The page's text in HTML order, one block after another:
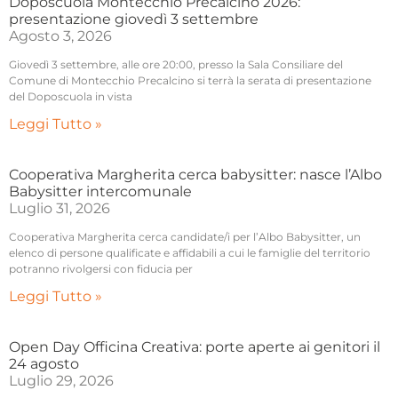
presentazione giovedì 3 settembre
Agosto 3, 2026
Giovedì 3 settembre, alle ore 20:00, presso la Sala Consiliare del
Comune di Montecchio Precalcino si terrà la serata di presentazione
del Doposcuola in vista
Leggi Tutto »
Cooperativa Margherita cerca babysitter: nasce l’Albo
Babysitter intercomunale
Luglio 31, 2026
Cooperativa Margherita cerca candidate/i per l’Albo Babysitter, un
elenco di persone qualificate e affidabili a cui le famiglie del territorio
potranno rivolgersi con fiducia per
Leggi Tutto »
Open Day Officina Creativa: porte aperte ai genitori il
24 agosto
Luglio 29, 2026